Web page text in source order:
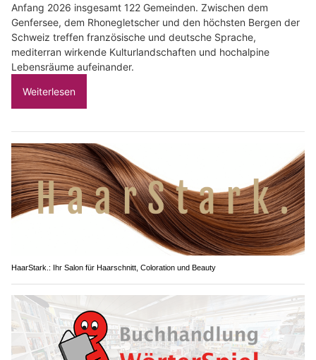
Anfang 2026 insgesamt 122 Gemeinden. Zwischen dem
Genfersee, dem Rhonegletscher und den höchsten Bergen der
Schweiz treffen französische und deutsche Sprache,
mediterran wirkende Kulturlandschaften und hochalpine
Lebensräume aufeinander.
Weiterlesen
HaarStark.: Ihr Salon für Haarschnitt, Coloration und Beauty